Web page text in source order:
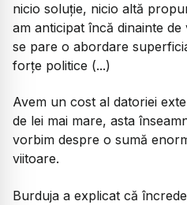
nicio soluție, nicio altă
am anticipat încă dinainte
se pare o abordare
forțe politice (...)
Avem un cost al datoriei
de lei mai mare, asta
vorbim despre o sumă
viitoare.
Burduja a explicat că